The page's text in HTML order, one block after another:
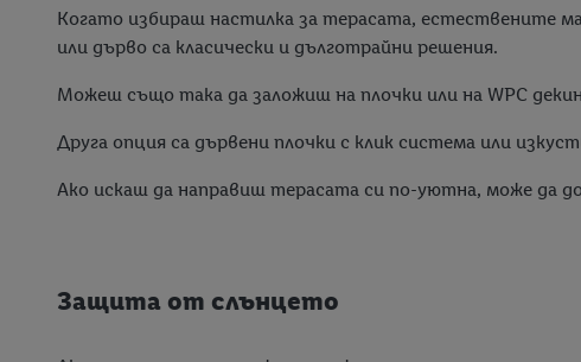
Когато избираш настилка за терасата, естествените
или дърво са класически и дълготрайни решения.
Можеш също така да заложиш на плочки или на WPC
Друга опция са дървени плочки с клик система или
Ако искаш да направиш терасата си по-уютна, може да
Защита от слънцето